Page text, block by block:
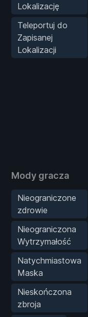
Lokalizację
Teleportuj do
Zapisanej
Lokalizacji
Mody gracza
Nieograniczone
zdrowie
Nieograniczona
Wytrzymałość
Natychmiastowa
Maska
Nieskończona
zbroja